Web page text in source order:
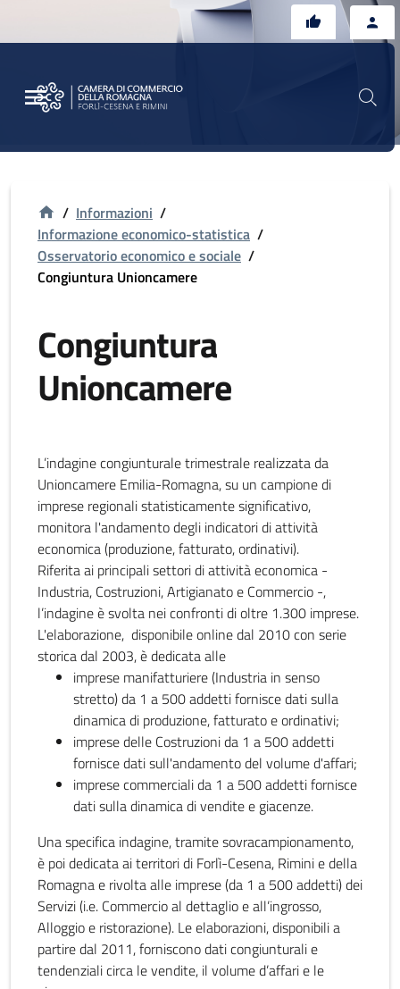
/ Informazioni /
Informazione economico-statistica /
Osservatorio economico e sociale /
Congiuntura Unioncamere
Congiuntura
Unioncamere
L’indagine congiunturale trimestrale realizzata da
Unioncamere Emilia-Romagna, su un campione di
imprese regionali statisticamente significativo,
monitora l'andamento degli indicatori di attività
economica (produzione, fatturato, ordinativi).
Riferita ai principali settori di attività economica -
Industria, Costruzioni, Artigianato e Commercio -,
l’indagine è svolta nei confronti di oltre 1.300 imprese.
L'elaborazione, disponibile online dal 2010 con serie
storica dal 2003, è dedicata alle
imprese manifatturiere (Industria in senso
stretto) da 1 a 500 addetti fornisce dati sulla
dinamica di produzione, fatturato e ordinativi;
imprese delle Costruzioni da 1 a 500 addetti
fornisce dati sull'andamento del volume d'affari;
imprese commerciali da 1 a 500 addetti fornisce
dati sulla dinamica di vendite e giacenze.
Una specifica indagine, tramite sovracampionamento,
è poi dedicata ai territori di Forlì-Cesena, Rimini e della
Romagna e rivolta alle imprese (da 1 a 500 addetti) dei
Servizi (i.e. Commercio al dettaglio e all’ingrosso,
Alloggio e ristorazione). Le elaborazioni, disponibili a
partire dal 2011, forniscono dati congiunturali e
tendenziali circa le vendite, il volume d’affari e le